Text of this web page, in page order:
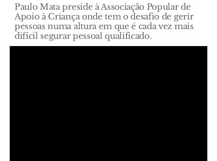
Paulo Mata preside à Associação Popular de
Apoio à Criança onde tem o desafio de gerir
pessoas numa altura em que é cada vez mais
difícil segurar pessoal qualificado.